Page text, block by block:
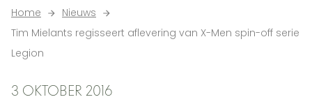
Home
Nieuws
Tim Mielants regisseert aflevering van X-Men spin-off serie
Legion
3 OKTOBER 2016